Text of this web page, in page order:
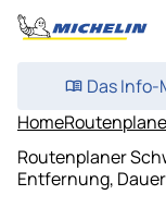
Das
Home
Routenplaner
Entfernung,